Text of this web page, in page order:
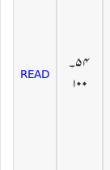
۵۴۔
۱۰۰
READ